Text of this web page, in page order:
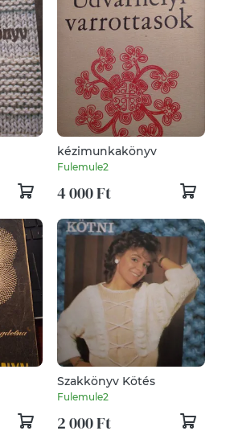
kézimunkakönyv
Fulemule2
4 000 Ft
Szakkönyv Kötés
Fulemule2
2 000 Ft